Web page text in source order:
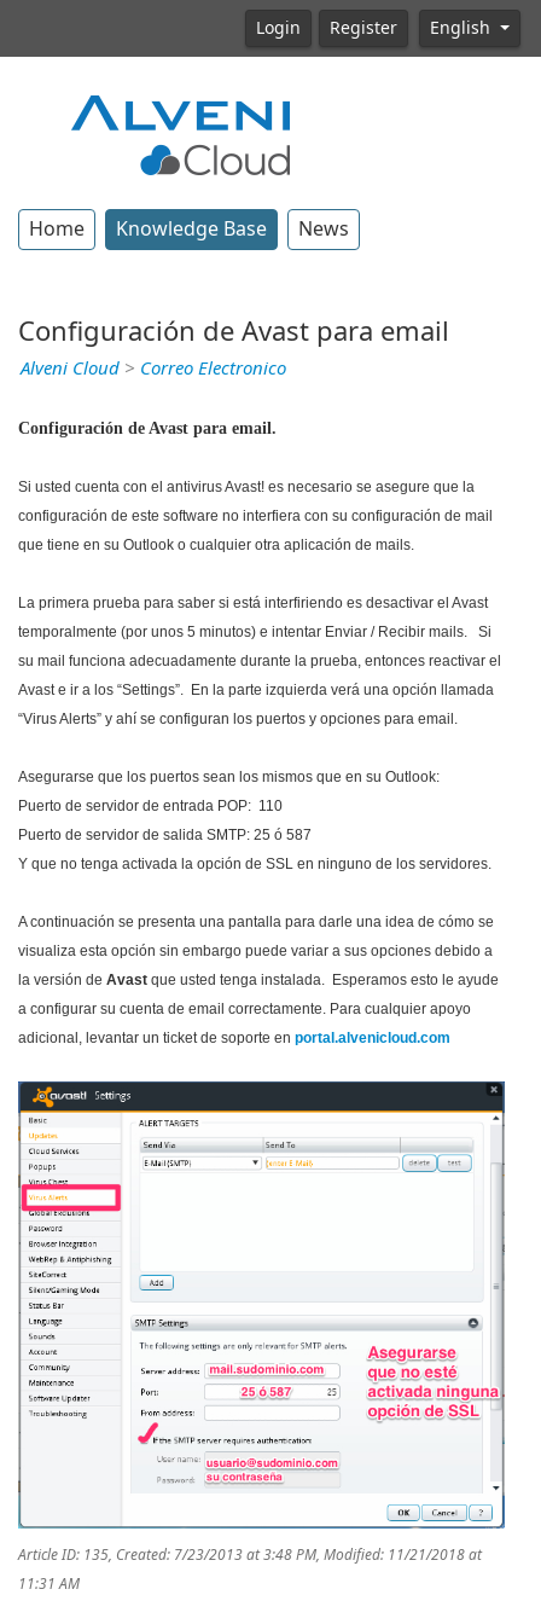
Login Register English
Home Knowledge Base News
Configuración de Avast para email
Alveni Cloud > Correo Electronico
Configuración de Avast para email.
Si usted cuenta con el antivirus Avast! es necesario se asegure que la
configuración de este software no interfiera con su configuración de mail
que tiene en su Outlook o cualquier otra aplicación de mails.
La primera prueba para saber si está interfiriendo es desactivar el Avast
temporalmente (por unos 5 minutos) e intentar Enviar / Recibir mails. Si
su mail funciona adecuadamente durante la prueba, entonces reactivar el
Avast e ir a los “Settings”. En la parte izquierda verá una opción llamada
“Virus Alerts” y ahí se configuran los puertos y opciones para email.
Asegurarse que los puertos sean los mismos que en su Outlook:
Puerto de servidor de entrada POP: 110
Puerto de servidor de salida SMTP: 25 ó 587
Y que no tenga activada la opción de SSL en ninguno de los servidores.
A continuación se presenta una pantalla para darle una idea de cómo se
visualiza esta opción sin embargo puede variar a sus opciones debido a
la versión de Avast que usted tenga instalada. Esperamos esto le ayude
a configurar su cuenta de email correctamente. Para cualquier apoyo
adicional, levantar un ticket de soporte en portal.alvenicloud.com
Article ID: 135 Created: 7/23/2013 at 3:48 PM Modified: 11/21/2018 at
11:31 AM